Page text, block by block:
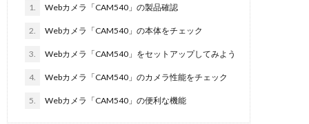
1. Webカメラ「CAM540」の製品確認
2. Webカメラ「CAM540」の本体をチェック
3. Webカメラ「CAM540」をセットアップしてみよう
4. Webカメラ「CAM540」のカメラ性能をチェック
5. Webカメラ「CAM540」の便利な機能